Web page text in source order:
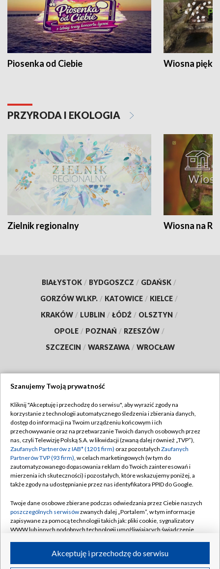
Piosenka od Ciebie Wiosna
PRZYRODA I EKOLOGIA
Zielnik regionalny Wiosna na
BIAŁYSTOK / BYDGOSZCZ / GDAŃSK /
GORZÓW WLKP. / KATOWICE / KIELCE /
KRAKÓW / LUBLIN / ŁÓDŹ / OLSZTYN /
OPOLE / POZNAŃ / RZESZÓW /
SZCZECIN / WARSZAWA / WROCŁAW
TVP
Abonament TVP
Emisja w TVP
Centrum informacji TVP
Naziemna Telewizja Cyfrowa
Rada Programowa
System NOS
Informacje o nadawcy
Program dla prasy
Regulamin TVP
Polityka prywatności
Moje zgody
Pomoc
Kontakt
Kanały
Szanujemy Twoją prywatność
Kliknij "Akceptuję i przechodzę do serwisu", aby wyrazić zgody na
korzystanie z technologii automatycznego śledzenia i zbierania danych,
dostęp do informacji na Twoim urządzeniu końcowym i ich
przechowywanie oraz na przetwarzanie Twoich danych osobowych przez
nas, czyli Telewizję Polską S.A. w likwidacji (zwaną dalej również „TVP”),
Zaufanych Partnerów z IAB* (1201 firm) oraz pozostałych Zaufanych
Partnerów TVP (93 firm), w celach marketingowych (w tym do
zautomatyzowanego dopasowania reklam do Twoich zainteresowań i
mierzenia ich skuteczności) i pozostałych, które wskazujemy poniżej, a
także zgody na udostępnianie przez nas identyfikatora PPID do Google.
Twoje dane osobowe zbierane podczas odwiedzania przez Ciebie naszych
poszczególnych serwisówzwanych dalej „Portalem”, w tym informacje
zapisywane za pomocą technologii takich jak: pliki cookie, sygnalizatory
WWW lub innych podobnych technologii umożliwiających świadczenie
ruchu w Internecie.Akceptuję i przechodzę do serwisu